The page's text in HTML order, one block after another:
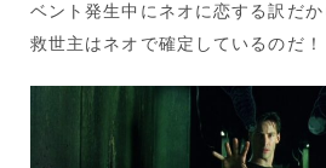
ベント発生中にネオに恋する訳だ
救世主はネオで確定しているのだ！